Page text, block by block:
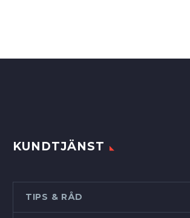
KUNDTJÄNST
TIPS & RÅD